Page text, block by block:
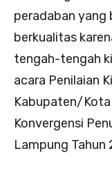
peradaban yang
berkualitas
tengah-tengah
acara Penilaian
Kabupaten/Kota
Konvergensi
Lampung Tahun